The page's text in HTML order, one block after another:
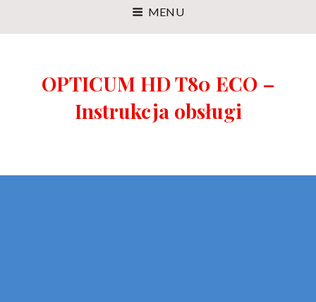
MENU
OPTICUM HD T80 ECO –
Instrukcja obsługi